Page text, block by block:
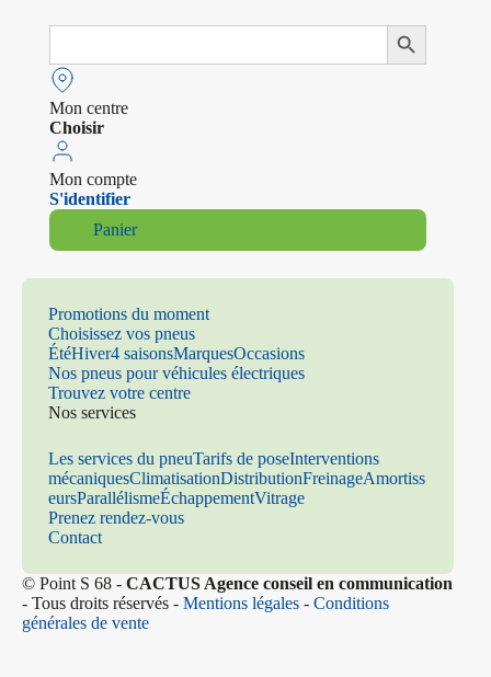
Search
Search Button
Mon centre
Choisir
Mon compte
S'identifier
Panier
Promotions du moment
Choisissez vos pneus
ÉtéHiver4 saisonsMarquesOccasions
Nos pneus pour véhicules électriques
Trouvez votre centre
Nos services
Les services du pneuTarifs de poseInterventions
mécaniquesClimatisationDistributionFreinageAmortiss
eursParallélismeÉchappementVitrage
Prenez rendez-vous
Contact
© Point S 68 - CACTUS Agence conseil en communication
- Tous droits réservés - Mentions légales - Conditions
générales de vente